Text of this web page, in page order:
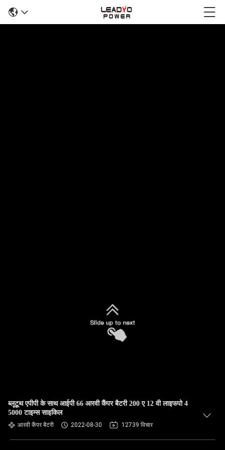
ब्लूटूथ एपीपी के साथ आईपी 66 आरवी कैंपर बैटरी 200 ए 12 वी लाइफपो 4
5000 टाइम्स साइकिल
आरवी कैंपर बैटरी 2022-08-30 12739 विचार